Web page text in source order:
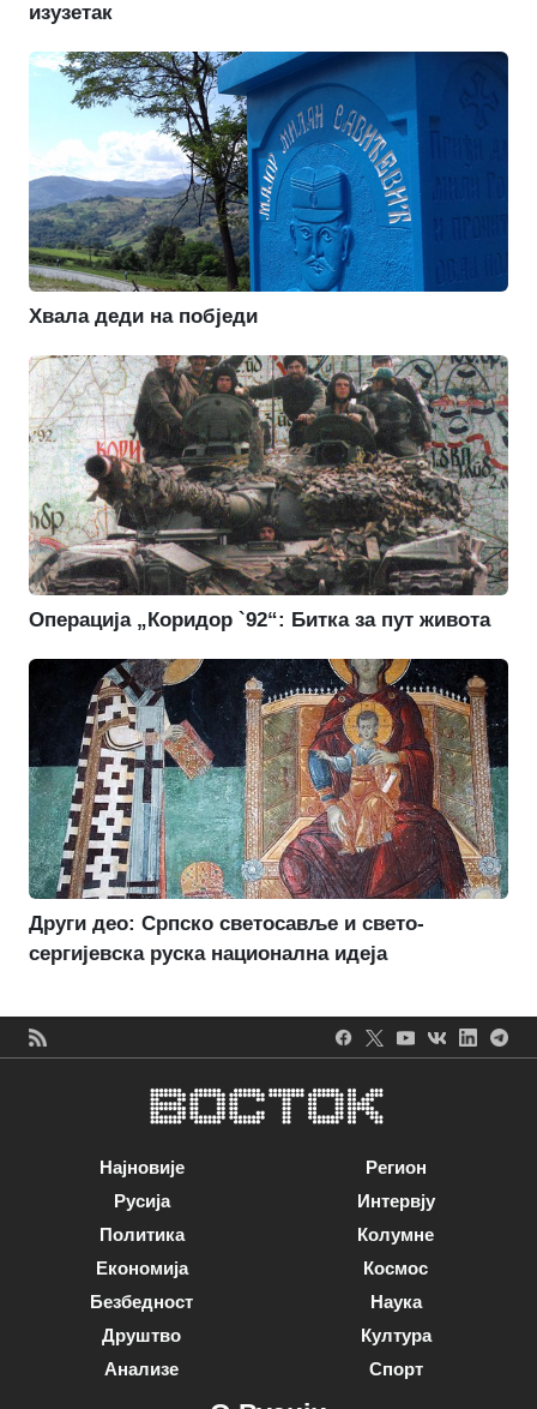
изузетак
Хвала деди на побједи
Операција „Коридор `92“: Битка за пут живота
Други део: Српско светосавље и свето-
сергијевска руска национална идеја
Најновије
Русија
Политика
Економија
Безбедност
Друштво
Анализе
Регион
Интервју
Колумне
Космос
Наука
Култура
Спорт